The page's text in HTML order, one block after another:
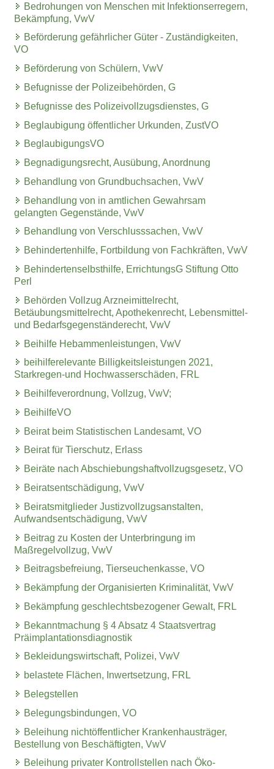
Bedrohungen von Menschen mit Infektionserregern,
Bekämpfung, VwV
Beförderung gefährlicher Güter - Zuständigkeiten,
VO
Beförderung von Schülern, VwV
Befugnisse der Polizeibehörden, G
Befugnisse des Polizeivollzugsdienstes, G
Beglaubigung öffentlicher Urkunden, ZustVO
BeglaubigungsVO
Begnadigungsrecht, Ausübung, Anordnung
Behandlung von Grundbuchsachen, VwV
Behandlung von in amtlichen Gewahrsam
gelangten Gegenstände, VwV
Behandlung von Verschlusssachen, VwV
Behindertenhilfe, Fortbildung von Fachkräften, VwV
Behindertenselbsthilfe, ErrichtungsG Stiftung Otto
Perl
Behörden Vollzug Arzneimittelrecht,
Betäubungsmittelrecht, Apothekenrecht, Lebensmittel-
und Bedarfsgegenständerecht, VwV
Beihilfe Hebammenleistungen, VwV
beihilferelevante Billigkeitsleistungen 2021,
Starkregen-und Hochwasserschäden, FRL
Beihilfeverordnung, Vollzug, VwV;
BeihilfeVO
Beirat beim Statistischen Landesamt, VO
Beirat für Tierschutz, Erlass
Beiräte nach Abschiebungshaftvollzugsgesetz, VO
Beiratsentschädigung, VwV
Beiratsmitglieder Justizvollzugsanstalten,
Aufwandsentschädigung, VwV
Beitrag zu Kosten der Unterbringung im
Maßregelvollzug, VwV
Beitragsbefreiung, Tierseuchenkasse, VO
Bekämpfung der Organisierten Kriminalität, VwV
Bekämpfung geschlechtsbezogener Gewalt, FRL
Bekanntmachung § 4 Absatz 4 Staatsvertrag
Präimplantationsdiagnostik
Bekleidungswirtschaft, Polizei, VwV
belastete Flächen, Inwertsetzung, FRL
Belegstellen
Belegungsbindungen, VO
Beleihung nichtöffentlicher Krankenhausträger,
Bestellung von Beschäftigten, VwV
Beleihung privater Kontrollstellen nach Öko-